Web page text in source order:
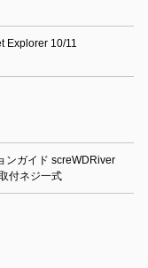
Explorer 10/11
ンガイド screWDRiver
付ネジ一式